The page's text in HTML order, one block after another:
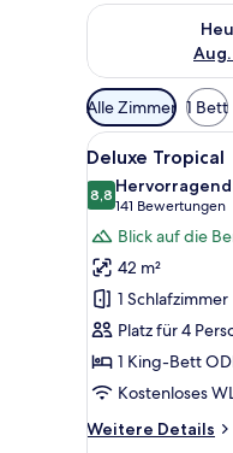
Überprüfe die
Verfügbare
Filter
für
Zimmer
Alle Zimmer 1 Bett
Alle
Fotos
für
Deluxe
Tropical
anzeigen
6
Deluxe Tropical
8,88,8 von 10
Hervorragend
141 Bewertungen
(141
Blick auf die
42 m²
1 Schlafzimmer
Platz für 4
1 King-Bett
Kostenloses
Weitere Details
Weitere